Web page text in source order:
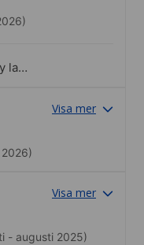
la
Visa mer
Visa mer
- augusti 2025)